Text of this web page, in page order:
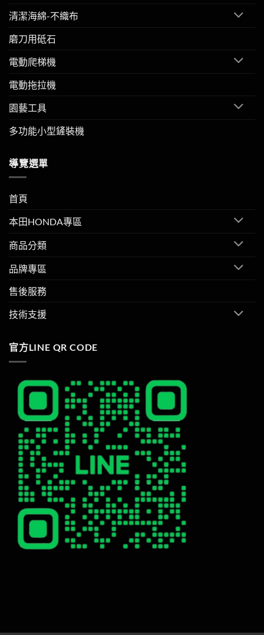
清潔海綿-不織布
磨刀用砥石
電動爬梯機
電動拖拉機
園藝工具
多功能小型鏟裝機
導覽選單
首頁
本田HONDA專區
商品分類
品牌專區
售後服務
技術支援
官方LINE QR CODE